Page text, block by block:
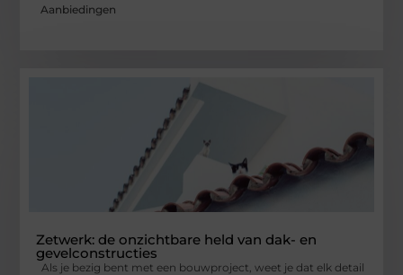
Aanbiedingen
Zetwerk: de onzichtbare held van dak- en
gevelconstructies
Als je bezig bent met een bouwproject, weet je dat elk detail